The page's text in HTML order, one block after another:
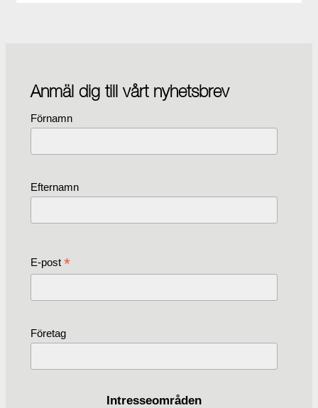
Anmäl dig till vårt nyhetsbrev
Förnamn
Efternamn
E-post *
Företag
Intresseområden